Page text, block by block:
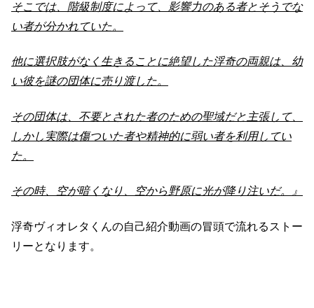
そこでは、階級制度によって、影響力のある者とそうでな
い者が分かれていた。
他に選択肢がなく生きることに絶望した浮奇の両親は、幼
い彼を謎の団体に売り渡した。
その団体は、不要とされた者のための聖域だと主張して、
しかし実際は傷ついた者や精神的に弱い者を利用してい
た。
その時、空が暗くなり、空から野原に光が降り注いだ。』
浮奇ヴィオレタくんの自己紹介動画の冒頭で流れるストー
リーとなります。